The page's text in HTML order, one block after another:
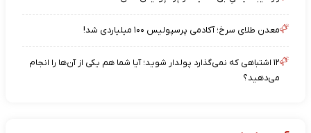
معدن طلای سرخ؛ آکادمی پرسپولیس ۱۰۰ میلیاردی شد!
۱۲ اشتباهی که نمی‌گذارد پولدار شوید؛ آیا شما هم یکی از آن‌ها را انجام
می‌دهید؟